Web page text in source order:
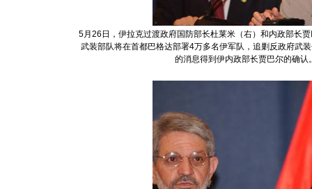
5月26日，伊拉克过渡政府国防部长杜莱米（右）和内政部长
武装部队将在首都巴格达部署4万多名伊军队，追剿反政府武
的消息得到伊内政部长贾巴尔的确认